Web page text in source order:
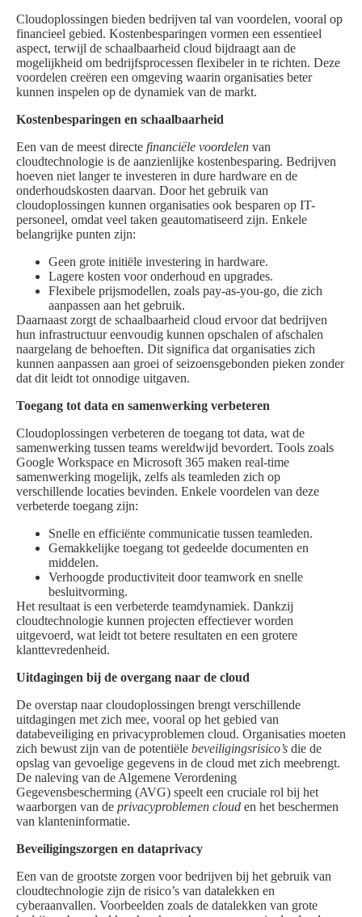
Cloudoplossingen bieden bedrijven tal van voordelen, vooral op
financieel gebied. Kostenbesparingen vormen een essentieel
aspect, terwijl de schaalbaarheid cloud bijdraagt aan de
mogelijkheid om bedrijfsprocessen flexibeler in te richten. Deze
voordelen creëren een omgeving waarin organisaties beter
kunnen inspelen op de dynamiek van de markt.
Kostenbesparingen en schaalbaarheid
Een van de meest directe financiële voordelen van
cloudtechnologie is de aanzienlijke kostenbesparing. Bedrijven
hoeven niet langer te investeren in dure hardware en de
onderhoudskosten daarvan. Door het gebruik van
cloudoplossingen kunnen organisaties ook besparen op IT-
personeel, omdat veel taken geautomatiseerd zijn. Enkele
belangrijke punten zijn:
Geen grote initiële investering in hardware.
Lagere kosten voor onderhoud en upgrades.
Flexibele prijsmodellen, zoals pay-as-you-go, die zich
aanpassen aan het gebruik.
Daarnaast zorgt de schaalbaarheid cloud ervoor dat bedrijven
hun infrastructuur eenvoudig kunnen opschalen of afschalen
naargelang de behoeften. Dit significa dat organisaties zich
kunnen aanpassen aan groei of seizoensgebonden pieken zonder
dat dit leidt tot onnodige uitgaven.
Toegang tot data en samenwerking verbeteren
Cloudoplossingen verbeteren de toegang tot data, wat de
samenwerking tussen teams wereldwijd bevordert. Tools zoals
Google Workspace en Microsoft 365 maken real-time
samenwerking mogelijk, zelfs als teamleden zich op
verschillende locaties bevinden. Enkele voordelen van deze
verbeterde toegang zijn:
Snelle en efficiënte communicatie tussen teamleden.
Gemakkelijke toegang tot gedeelde documenten en
middelen.
Verhoogde productiviteit door teamwork en snelle
besluitvorming.
Het resultaat is een verbeterde teamdynamiek. Dankzij
cloudtechnologie kunnen projecten effectiever worden
uitgevoerd, wat leidt tot betere resultaten en een grotere
klanttevredenheid.
Uitdagingen bij de overgang naar de cloud
De overstap naar cloudoplossingen brengt verschillende
uitdagingen met zich mee, vooral op het gebied van
databeveiliging en privacyproblemen cloud. Organisaties moeten
zich bewust zijn van de potentiële beveiligingsrisico’s die de
opslag van gevoelige gegevens in de cloud met zich meebrengt.
De naleving van de Algemene Verordening
Gegevensbescherming (AVG) speelt een cruciale rol bij het
waarborgen van de privacyproblemen cloud en het beschermen
van klanteninformatie.
Beveiligingszorgen en dataprivacy
Een van de grootste zorgen voor bedrijven bij het gebruik van
cloudtechnologie zijn de risico’s van datalekken en
cyberaanvallen. Voorbeelden zoals de datalekken van grote